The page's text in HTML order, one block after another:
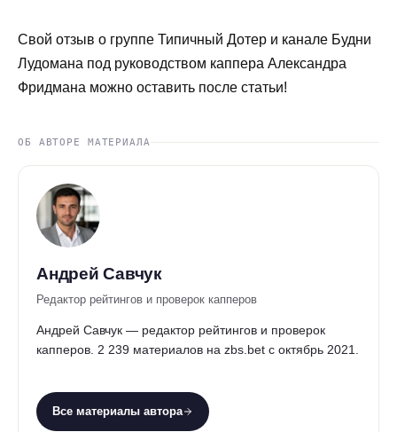
Свой отзыв о группе Типичный Дотер и канале Будни
Лудомана под руководством каппера Александра
Фридмана можно оставить после статьи!
ОБ АВТОРЕ МАТЕРИАЛА
Андрей Савчук
Редактор рейтингов и проверок капперов
Андрей Савчук — редактор рейтингов и проверок
капперов. 2 239 материалов на zbs.bet с октябрь 2021.
Все материалы автора